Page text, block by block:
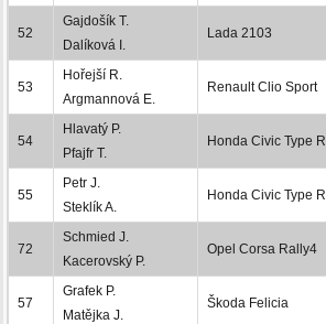
52
Gajdošík T.
Dalíková I.
Lada 2103
53
Hořejší R.
Argmannová E.
Renault Clio Sport
54
Hlavatý P.
Pfajfr T.
Honda Civic Type R
55
Petr J.
Steklík A.
Honda Civic Type R
72
Schmied J.
Kacerovský P.
Opel Corsa Rally4
57
Grafek P.
Matějka J.
Škoda Felicia